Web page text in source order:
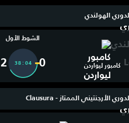
الدوري الهولندي
كامبور ليواردن
الشوط الأول
0
38:04
2
الدوري الأرجنتيني الممتاز - Clausura